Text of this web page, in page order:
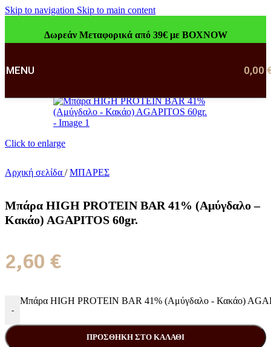
Skip to navigation Skip to main content
Δωρεάν Μεταφορικά από 39€ με BOXNOW
MENU 0,00
Click to enlarge
Αρχική σελίδα / ΜΠΑΡΕΣ
Μπάρα HIGH PROTEIN BAR 41% (Αμύγδαλο –
Κακάο) AGAPITOS 60gr.
2,60 €
-
Μπάρα HIGH PROTEIN BAR 41% (Αμύγδαλο - Κακάο)
ΠΡΟΣΘΉΚΗ ΣΤΟ ΚΑΛΆΘΙ